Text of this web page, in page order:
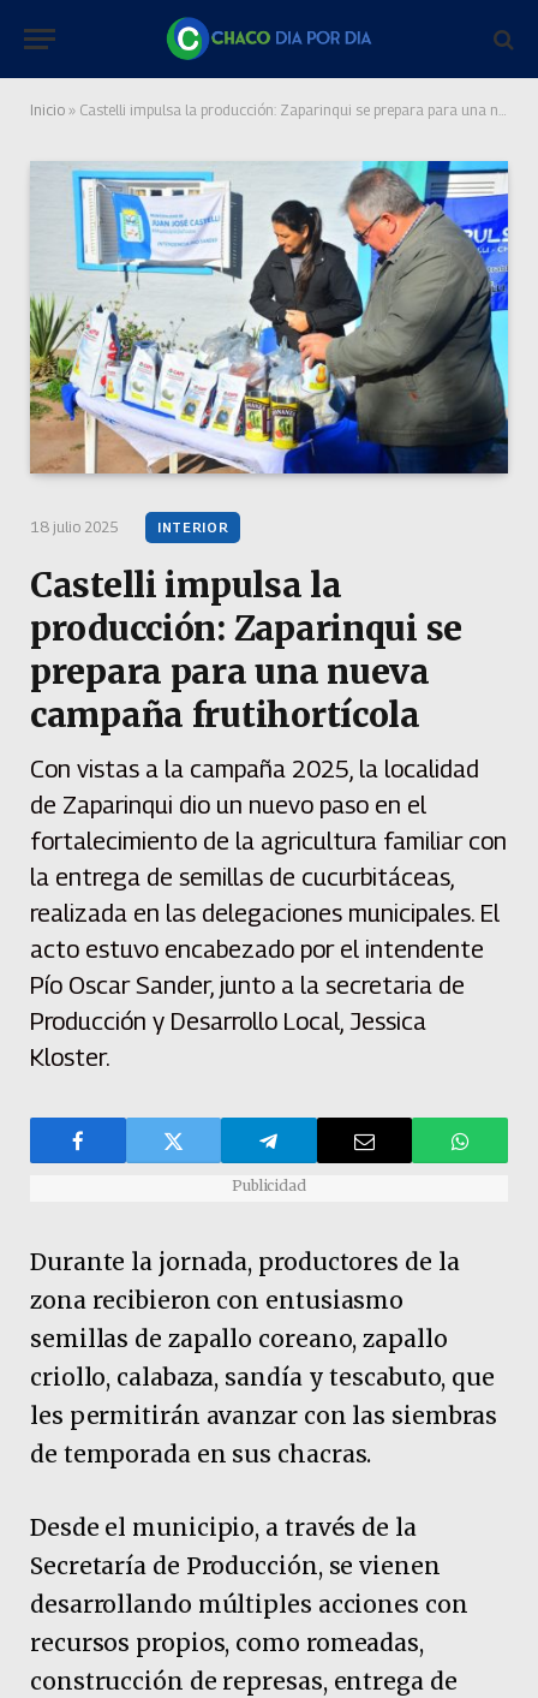
Inicio » Castelli impulsa la producción: Zaparinqui se prepara para una nueva campaña frutihortícola
18 julio 2025 INTERIOR
Castelli impulsa la
producción: Zaparinqui se
prepara para una nueva
campaña frutihortícola
Con vistas a la campaña 2025, la localidad
de Zaparinqui dio un nuevo paso en el
fortalecimiento de la agricultura familiar con
la entrega de semillas de cucurbitáceas,
realizada en las delegaciones municipales. El
acto estuvo encabezado por el intendente
Pío Oscar Sander, junto a la secretaria de
Producción y Desarrollo Local, Jessica
Kloster.
Publicidad
Durante la jornada, productores de la
zona recibieron con entusiasmo
semillas de zapallo coreano, zapallo
criollo, calabaza, sandía y tescabuto, que
les permitirán avanzar con las siembras
de temporada en sus chacras.
Desde el municipio, a través de la
Secretaría de Producción, se vienen
desarrollando múltiples acciones con
recursos propios, como romeadas,
construcción de represas, entrega de